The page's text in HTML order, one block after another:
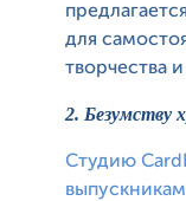
для
творчества
2. Безумству
Студию